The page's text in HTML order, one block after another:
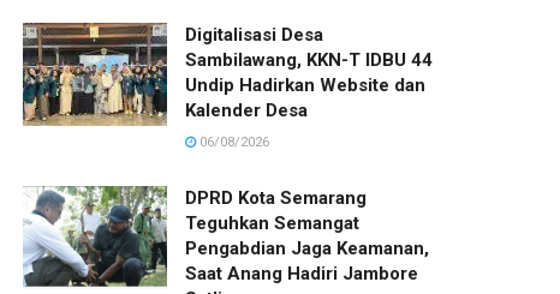
Digitalisasi Desa
Sambilawang, KKN-T IDBU 44
Undip Hadirkan Website dan
Kalender Desa
06/08/2026
DPRD Kota Semarang
Teguhkan Semangat
Pengabdian Jaga Keamanan,
Saat Anang Hadiri Jambore